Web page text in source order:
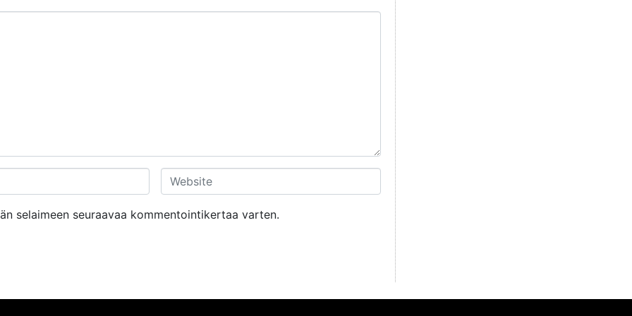
W
e
b
selaimeen seuraavaa kommentointikertaa varten.